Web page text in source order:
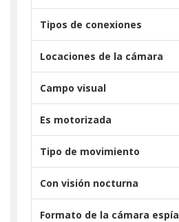
Tipos de conexiones
Locaciones de la cámara
Campo visual
Es motorizada
Tipo de movimiento
Con visión nocturna
Formato de la cámara espía